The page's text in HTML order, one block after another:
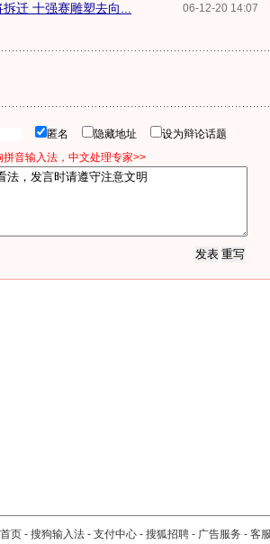
06-12-20 14:07
迁 十强赛雕塑去向...
匿名 隐藏地址
设为辩论话题
拼音输入法，中文处理专家>>
页 - 搜狗输入法 - 支付中心 - 搜狐招聘 - 广告服务 - 客